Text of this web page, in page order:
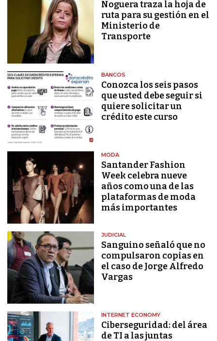
Noguera traza la hoja de
ruta para su gestión en el
Ministerio de
Transporte
BANCOS
Conozca los seis pasos
que usted debe seguir si
quiere solicitar un
crédito este curso
MODA
Santander Fashion
Week celebra nueve
años como una de las
plataformas de moda
más importantes
JUDICIAL
Sanguino señaló que no
compulsaron copias en
el caso de Jorge Alfredo
Vargas
INTERNET ECONOMY
Ciberseguridad: del área
de TI a las juntas